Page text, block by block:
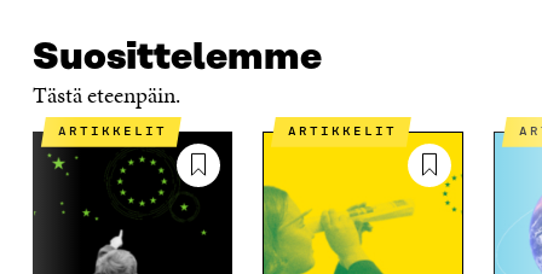
Suosittelemme
Tästä eteenpäin.
ARTIKKELIT ARTIKKELIT